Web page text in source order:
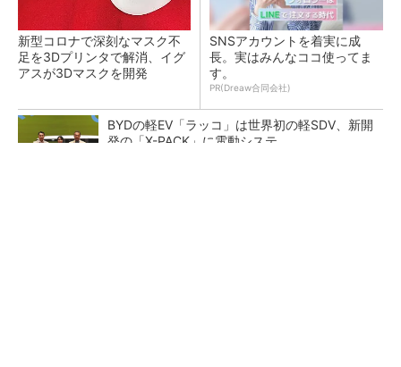
新型コロナで深刻なマスク不
足を3Dプリンタで解消、イグ
アスが3Dマスクを開発
SNSアカウントを着実に成
長。実はみんなココ使ってま
す。
PR(Dreaw合同会社)
BYDの軽EV「ラッコ」は世界初の軽SDV、新開
発の「X-PACK」に電動システ...